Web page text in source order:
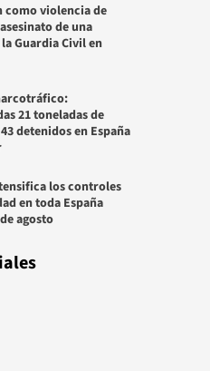
como violencia de
de una
Guardia Civil en
21 toneladas de
detenidos en España
los controles
en toda España
agosto